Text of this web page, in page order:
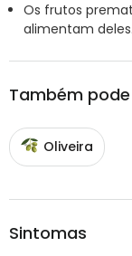
Os frutos
alimentam deles.
Também
Oliveira
Sintomas